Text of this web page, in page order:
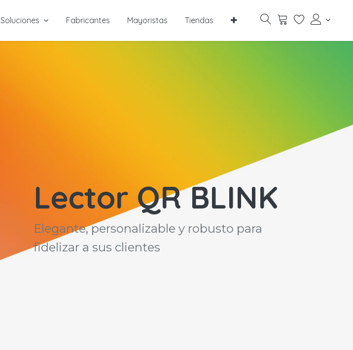
Soluciones Fabricantes Mayoristas Tiendas
Lector QR BLINK
Elegante, personalizable y robusto para
fidelizar a sus clientes